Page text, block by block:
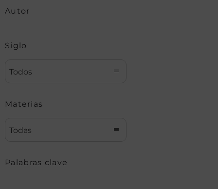
Autor
Siglo
Todos
Materias
Todas
Palabras clave